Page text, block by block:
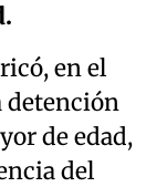
en el
detención
de edad,
del